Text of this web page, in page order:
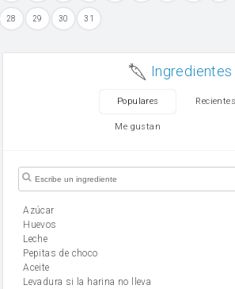
28 29 30 31
Ingredientes
Populares Recientes
Me gustan
Azúcar
huevos
leche
Pepitas de choco
aceite
Levadura si la harina no lleva